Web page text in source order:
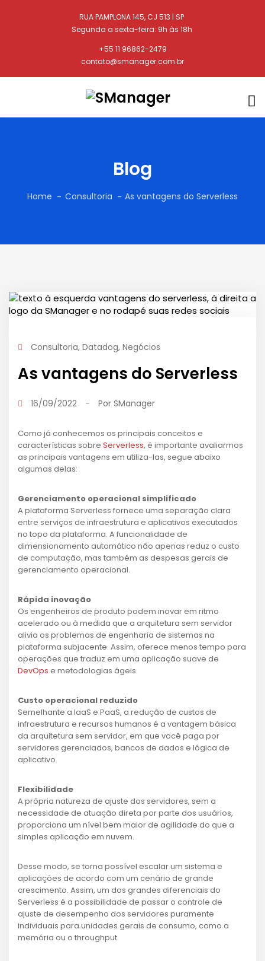
RUA PAMPLONA 145, CJ 513 | SP
Segunda a sexta-feira: 9h às 18h
+55 11 96862-2479
contato@smanager.com.br
Blog
Home Consultoria As vantagens do Serverless
Consultoria, Datadog, Negócios
As vantagens do Serverless
16/09/2022 - Por SManager
Como já conhecemos os principais conceitos e
características sobre Serverless, é importante avaliarmos
as principais vantagens em utiliza-las, segue abaixo
algumas delas:
Gerenciamento operacional simplificado
A plataforma Serverless fornece uma separação clara
entre serviços de infraestrutura e aplicativos executados
no topo da plataforma. A funcionalidade de
dimensionamento automático não apenas reduz o custo
de computação, mas também as despesas gerais de
gerenciamento operacional.
Rápida inovação
Os engenheiros de produto podem inovar em ritmo
acelerado ou à medida que a arquitetura sem servidor
alivia os problemas de engenharia de sistemas na
plataforma subjacente. Assim, oferece menos tempo para
operações que traduz em uma aplicação suave de
DevOps e metodologias ágeis.
Custo operacional reduzido
Semelhante a IaaS e PaaS, a redução de custos de
infraestrutura e recursos humanos é a vantagem básica
da arquitetura sem servidor, em que você paga por
servidores gerenciados, bancos de dados e lógica de
aplicativo.
Flexibilidade
A própria natureza de ajuste dos servidores, sem a
necessidade de atuação direta por parte dos usuários,
proporciona um nível bem maior de agilidade do que a
simples aplicação em nuvem.
Desse modo, se torna possível escalar um sistema e
aplicações de acordo com um cenário de grande
crescimento. Assim, um dos grandes diferenciais do
Serverless é a possibilidade de passar o controle de
ajuste de desempenho dos servidores puramente
individuais para unidades gerais de consumo, como a
memória ou o throughput.